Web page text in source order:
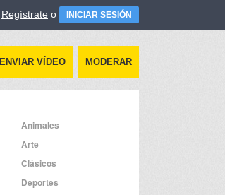
Regístrate o INICIAR SESIÓN
ENVIAR VÍDEO MODERAR
Animales
Arte
Clásicos
Deportes